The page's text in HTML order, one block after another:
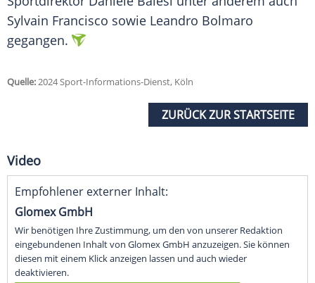
Sylvain Francisco sowie Leandro Bolmaro
gegangen.
Quelle:2024 Sport-Informations-Dienst, Köln
ZURÜCK ZUR STARTSEITE
Video
Empfohlener externer Inhalt:
Glomex GmbH
Wir benötigen Ihre Zustimmung, um den von unserer Redaktion
eingebundenen Inhalt von Glomex GmbH anzuzeigen. Sie können
diesen mit einem Klick anzeigen lassen und auch wieder
deaktivieren.